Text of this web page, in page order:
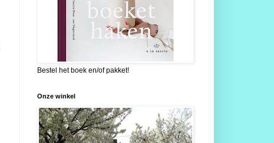
Bestel het boek en/of pakket!
Onze winkel